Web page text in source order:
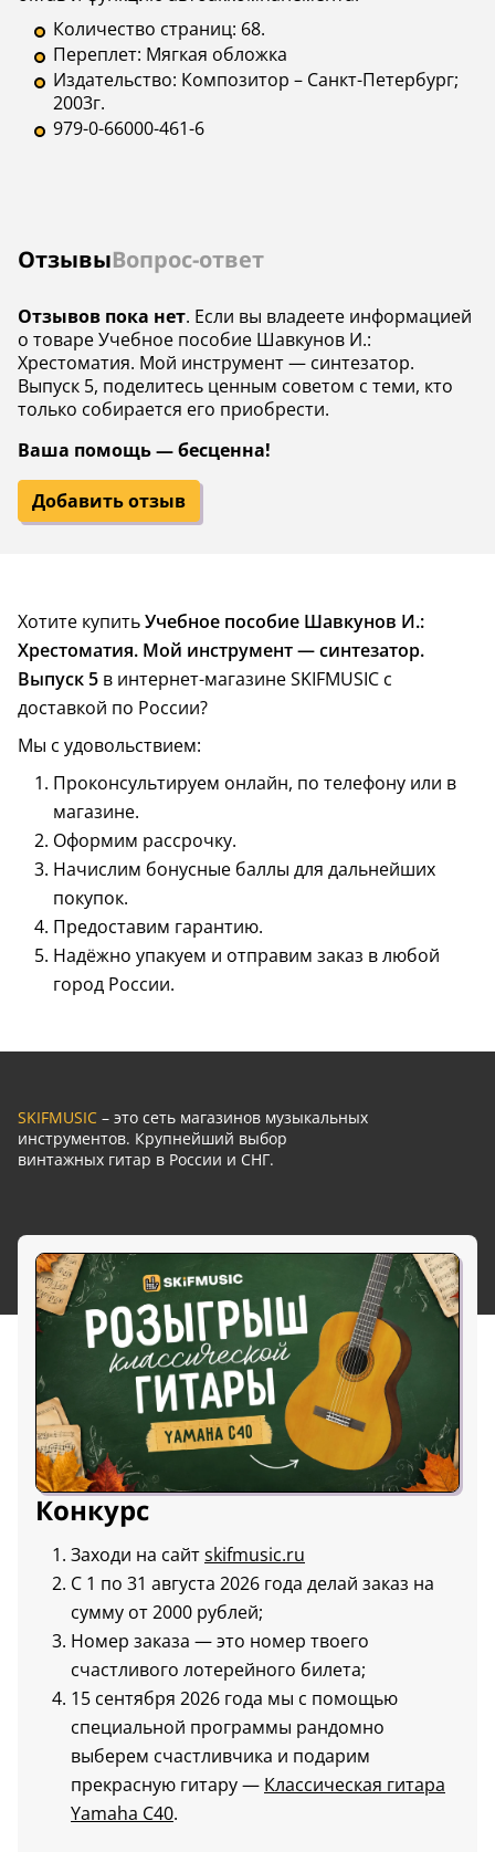
Количество страниц: 68.
Переплет: Мягкая обложка
Издательство: Композитор – Санкт-Петербург;
2003г.
979-0-66000-461-6
ОтзывыВопрос-ответ
Отзывов пока нет. Если вы владеете информацией
о товаре Учебное пособие Шавкунов И.:
Хрестоматия. Мой инструмент — синтезатор.
Выпуск 5, поделитесь ценным советом с теми, кто
только собирается его приобрести.
Ваша помощь — бесценна!
Добавить отзыв
Хотите купитьУчебное пособие Шавкунов И.:
Хрестоматия. Мой инструмент — синтезатор.
Выпуск 5 в интернет-магазине SKIFMUSIC с
доставкой по России?
Мы с удовольствием:
Проконсультируем онлайн, по телефону или в
магазине.
Оформим рассрочку.
Начислим бонусные баллы для дальнейших
покупок.
Предоставим гарантию.
Надёжно упакуем и отправим заказ в любой
город России.
SKIFMUSIC – это сеть магазинов музыкальных
инструментов. Крупнейший выбор
винтажных гитар в России и СНГ.
Конкурс
Заходи на сайтskifmusic.ru
С 1 по 31 августа 2026 года делай заказ на
сумму от 2000 рублей;
Номер заказа — это номер твоего
счастливого лотерейного билета;
15 сентября 2026 года мы с помощью
специальной программы рандомно
выберем счастливчика и подарим
прекрасную гитару — Классическая гитара
Yamaha C40.